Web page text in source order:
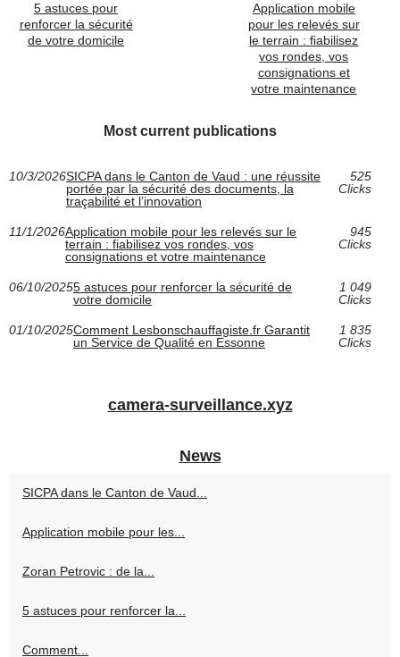
5 astuces pour
renforcer la sécurité
de votre domicile
Application mobile
pour les relevés sur
le terrain : fiabilisez
vos rondes, vos
consignations et
votre maintenance
Most current publications
10/3/2026SICPA dans le Canton de Vaud : une réussite
portée par la sécurité des documents, la
traçabilité et l’innovation
525
Clicks
11/1/2026Application mobile pour les relevés sur le
terrain : fiabilisez vos rondes, vos
consignations et votre maintenance
945
Clicks
06/10/20255 astuces pour renforcer la sécurité de
votre domicile
1 049
Clicks
01/10/2025Comment Lesbonschauffagiste.fr Garantit
un Service de Qualité en Essonne
1 835
Clicks
camera-surveillance.xyz
News
SICPA dans le Canton de Vaud...
Application mobile pour les...
Zoran Petrovic : de la...
5 astuces pour renforcer la...
Comment...